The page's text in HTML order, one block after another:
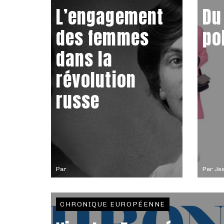
Par
L’engagement
des femmes
dans la
révolution
russe
Par
CHRONIQUE EUROPÉENNE